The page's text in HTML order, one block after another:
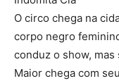
O circo chega na
corpo negro
conduz o show, mas
Maior chega com